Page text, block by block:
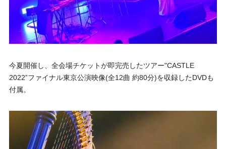
今夏開催し、全会場チケットが即完売したツアー"CASTLE
2022”ファイナル東京公演映像(全12曲 約80分)を収録したDVDも
付属。